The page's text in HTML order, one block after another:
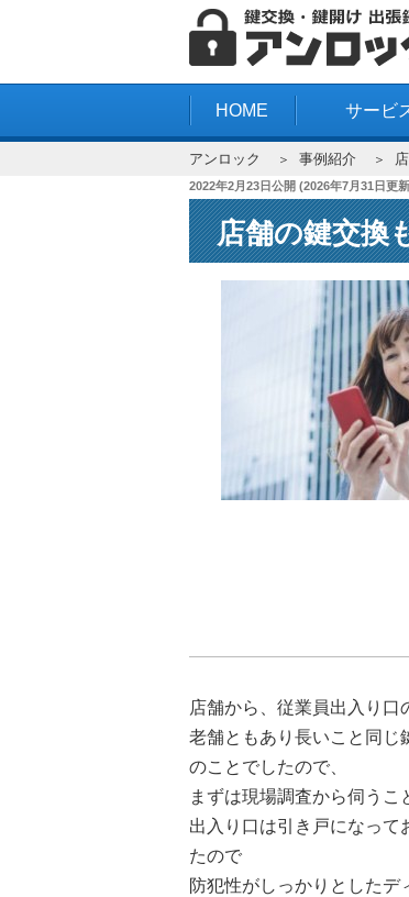
ツ
アンロック
HOME サービ
アンロック 事例紹介
投
稿
日:
2022年2月23日公開 (2026年7月31日更
店舗の鍵交換
店舗から、従業員出入り口
老舗ともあり長いこと同じ
のことでしたので、
まずは現場調査から伺うこ
出入り口は引き戸になって
たので
防犯性がしっかりとしたデ